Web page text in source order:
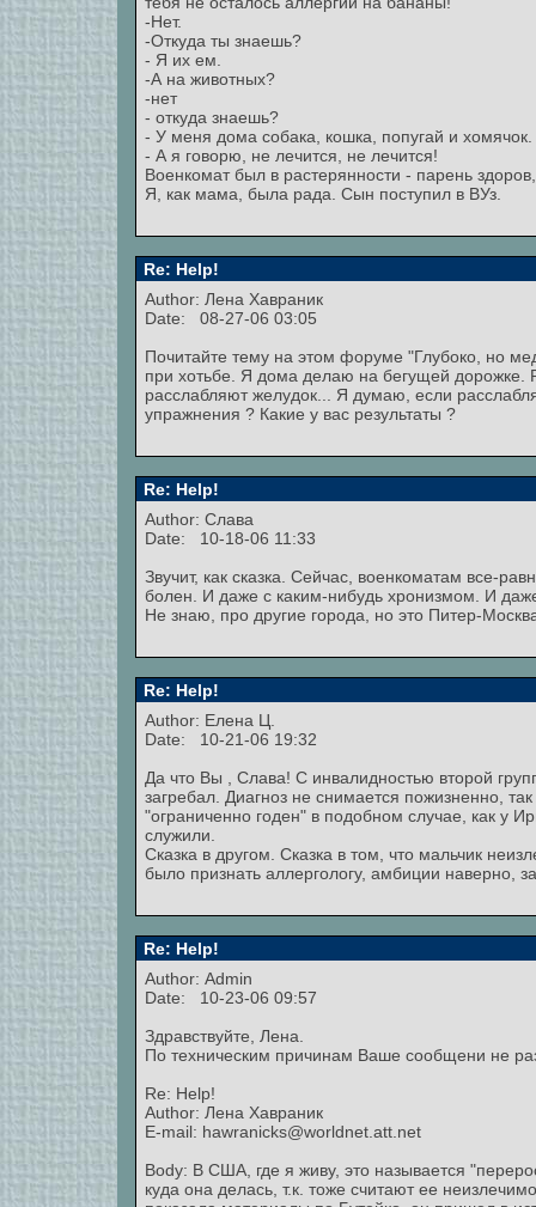
-Нет.
-Откуда ты знаешь?
- Я их ем.
-А на животных?
-нет
- откуда знаешь?
- У меня дома собака, кошка, попугай и хомячок.
- А я говорю, не лечится, не лечится!
Военкомат был в растерянности - парень
Я, как мама, была рада. Сын поступил в ВУз.
Re: Help!
Author: Лена Хавраник
Date: 08-27-06 03:05
Почитайте тему на этом форуме "Глубоко, но
при хотьбе. Я дома делаю на бегущей дорожке.
расслабляют желудок... Я думаю, если
упражнения ? Какие у вас результаты ?
Re: Help!
Author: Слава
Date: 10-18-06 11:33
Звучит, как сказка. Сейчас, военкоматам все-
болен. И даже с каким-нибудь хронизмом. И
Не знаю, про другие города, но это Питер-
Re: Help!
Author: Елена Ц.
Date: 10-21-06 19:32
Да что Вы , Слава! С инвалидностью второй
загребал. Диагноз не снимается пожизненно,
"ограниченно годен" в подобном случае, как у
служили.
Сказка в другом. Сказка в том, что мальчик
было признать аллергологу, амбиции наверно,
Re: Help!
Author: Admin
Date: 10-23-06 09:57
Здравствуйте, Лена.
По техническим причинам Ваше сообщени не
Re: Help!
Author: Лена Хавраник
E-mail: hawranicks@worldnet.att.net
Body: В США, где я живу, это называется
куда она делась, т.к. тоже считают ее